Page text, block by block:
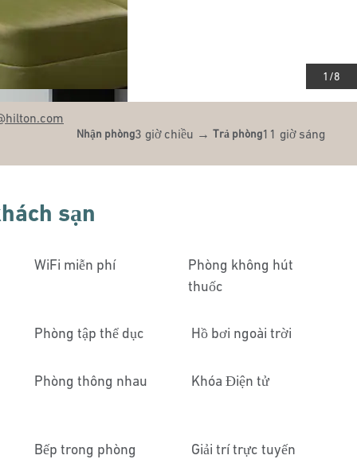
1 /8
Nhận phòng3 giờ chiều → Trả phòng11 giờ sáng
sạn
WiFi miễn phí
Phòng không hút
thuốc
Phòng tập thể dục Hồ bơi ngoài trời
Phòng thông nhau Khóa Điện tử
Bếp trong phòng Giải trí trực tuyến